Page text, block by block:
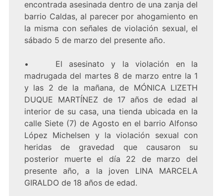
encontrada asesinada dentro de una zanja del
barrio Caldas, al parecer por ahogamiento en
la misma con señales de violación sexual, el
sábado 5 de marzo del presente año.
• El asesinato y la violación en la
madrugada del martes 8 de marzo entre la 1
y las 2 de la mañana, de MÓNICA LIZETH
DUQUE MARTÍNEZ de 17 años de edad al
interior de su casa, una tienda ubicada en la
calle Siete (7) de Agosto en el barrio Alfonso
López Michelsen y la violación sexual con
heridas de gravedad que causaron su
posterior muerte el día 22 de marzo del
presente año, a la joven LINA MARCELA
GIRALDO de 18 años de edad.